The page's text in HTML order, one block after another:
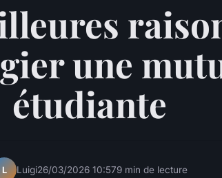
une
étudiante
L Luigi26/03/2026 10:579 min de lecture